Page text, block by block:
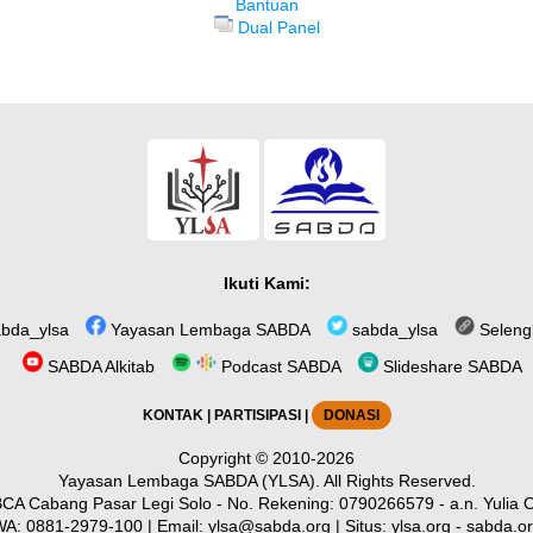
Bantuan
Dual Panel
Ikuti Kami:
Yayasan Lembaga SABDA sabda_ylsa
SABDA Alkitab
Podcast SABDA Slideshare SABDA
KONTAK | PARTISIPASI| DONASI
Copyright © 2010-2026
Yayasan Lembaga SABDA (YLSA). All Rights Reserved.
Cabang Pasar Legi Solo - No. Rekening: 0790266579 - a.n. Yulia
0881-2979-100| Email: ylsa@sabda.org | Situs: ylsa.org -